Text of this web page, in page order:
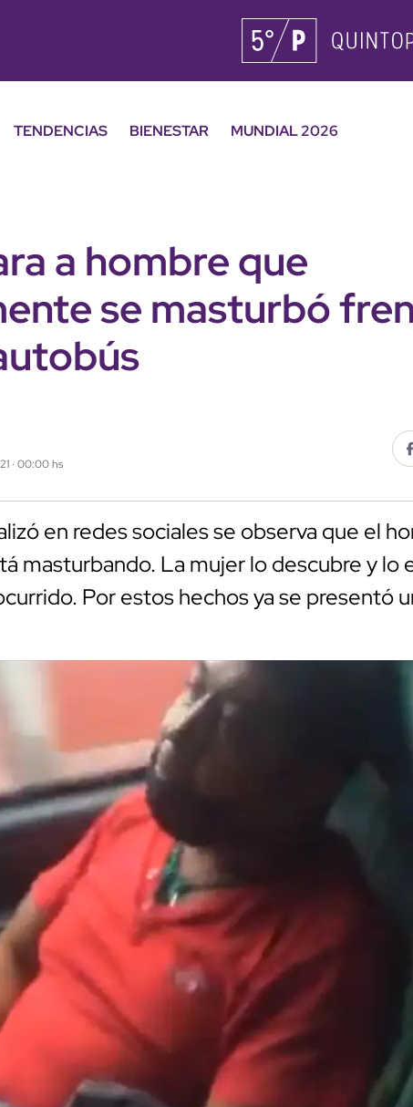
TENDENCIAS BIENESTAR
MUNDIAL 2026
a hombre que
se masturbó
· 00:00 hs
en redes sociales se observa que el
masturbando. La mujer lo descubre y lo
Por estos hechos ya se presentó